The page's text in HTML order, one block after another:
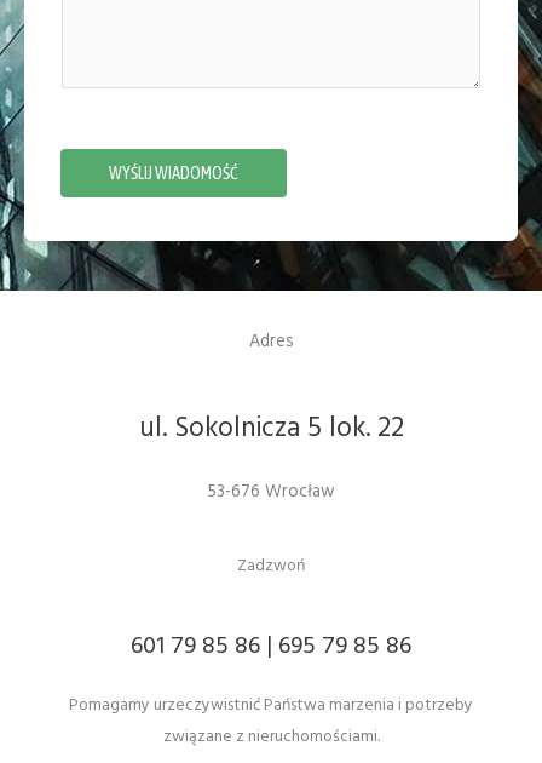
WYŚLIJ WIADOMOŚĆ
Adres
ul. Sokolnicza 5 lok. 22
53-676 Wrocław
Zadzwoń
601 79 85 86 | 695 79 85 86
Pomagamy urzeczywistnić Państwa marzenia i potrzeby
związane z nieruchomościami.